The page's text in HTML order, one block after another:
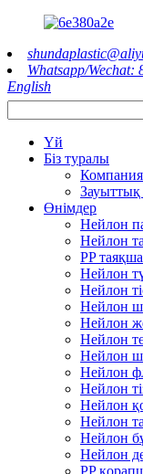
Whatsapp/Wechat:
English
Үй
Біз туралы
Зауыттық
Өнімдер
Нейлон
Нейлон
PP
Нейлон
Нейлон
Нейлон
Нейлон
Нейлон
Нейлон
Нейлон
Нейлон
Нейлон
Нейлон
Нейлон
Нейлон
PP